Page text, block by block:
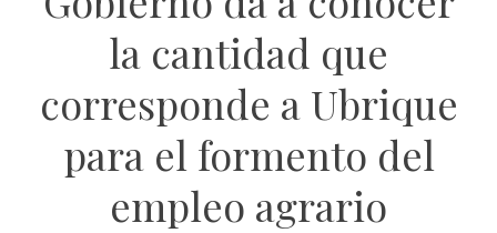
la cantidad que
corresponde a Ubrique
para el formento del
empleo agrario